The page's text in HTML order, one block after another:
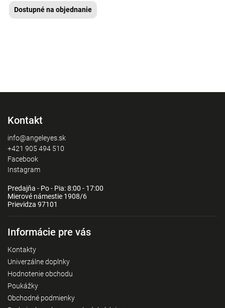
Dostupné na objednanie
Kontakt
info@angeleyes.sk
+421 905 494 510
Facebook
Instagram
Predajňa - Po - Pia: 8:00 - 17:00
Mierové námestie 1908/6
Prievidza 97101
Informácie pre vás
Kontakty
Univerzálne doplnky
Hodnotenie obchodu
Poukážky
Obchodné podmienky